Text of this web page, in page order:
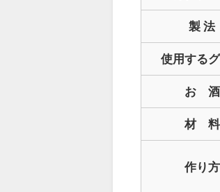
製 法
使用する
お 酒
材 料
作り方